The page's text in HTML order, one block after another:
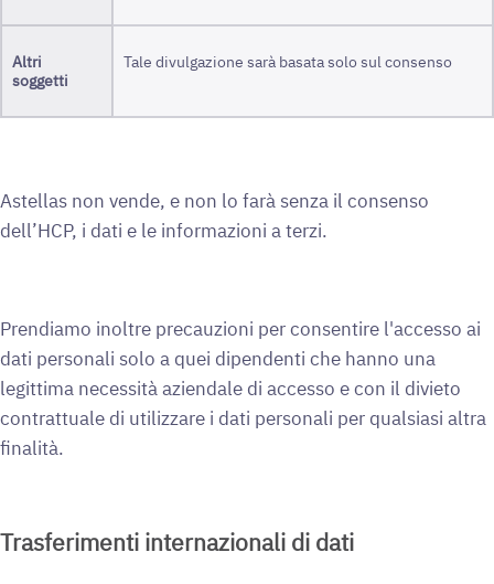
Altri
soggetti
Tale divulgazione sarà basata solo sul consenso
Astellas non vende, e non lo farà senza il consenso
dell’HCP, i dati e le informazioni a terzi.
Prendiamo inoltre precauzioni per consentire l'accesso ai
dati personali solo a quei dipendenti che hanno una
legittima necessità aziendale di accesso e con il divieto
contrattuale di utilizzare i dati personali per qualsiasi altra
finalità.
Trasferimenti internazionali di dati